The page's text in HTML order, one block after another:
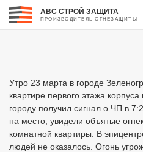
АВС СТРОЙ ЗАЩИТА
ПРОИЗВОДИТЕЛЬ ОГНЕЗАЩИТЫ
Утро 23 марта в городе
квартире первого этажа
городу получил сигнал о ЧП в
на место, увидели объятые
комнатной квартиры. В
людей не оказалось. Огонь